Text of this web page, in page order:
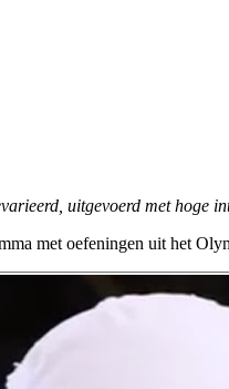
uitgevoerd met hoge
met oefeningen uit het